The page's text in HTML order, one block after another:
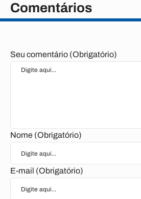
Comentários
Seu comentário (Obrigatório)
Nome (Obrigatório)
E-mail (Obrigatório)